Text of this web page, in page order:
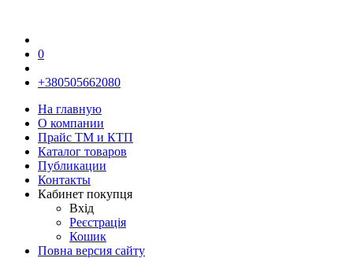
0
+380505662080
На главную
О компании
Прайс TM и КТП
Каталог товаров
Публикации
Контакты
Кабинет покупця
Вхід
Реєстрація
Кошик
Повна версия сайту